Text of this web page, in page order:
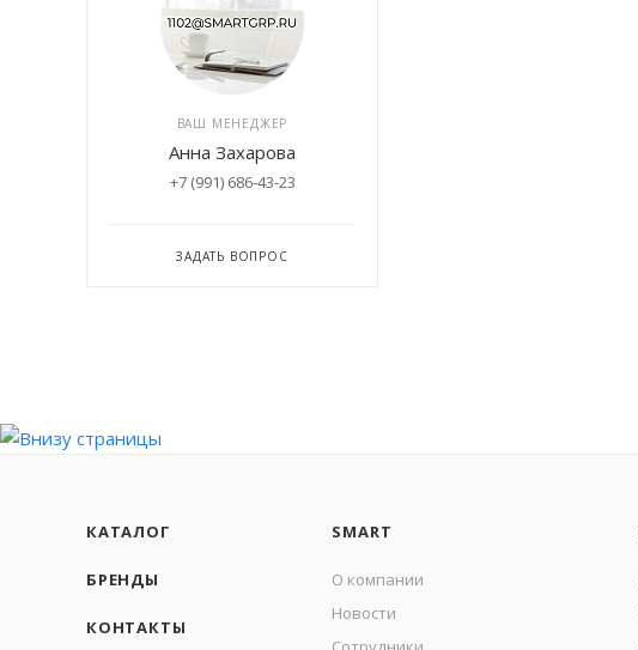
ВАШ МЕНЕДЖЕР
Анна Захарова
+7 (991) 686-43-23
ЗАДАТЬ ВОПРОС
КАТАЛОГ
БРЕНДЫ
КОНТАКТЫ
SMART
О компании
Новости